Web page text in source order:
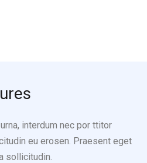
interdum nec por ttitor
eu erosen. Praesent eget
sollicitudin.